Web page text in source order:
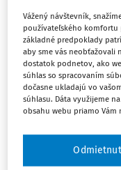
ČLÁNKY
Účinky
súdu SR pri
všeobecných
prospektivita?
právnych predpisov,
Autor kriticky
Vážený návštevník,
používateľského komfortu
základné predpoklady
aby sme vás neobťažovali
dostatok podnetov, ako
súhlas so spracovaním
dočasne ukladajú vo
súhlasu. Dáta využijeme
obsahu webu priamo Vám